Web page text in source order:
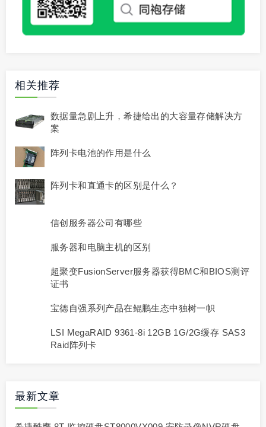
相关推荐
数据量急剧上升，希捷给出的大容量存储解决方
案
阵列卡电池的作用是什么
阵列卡和直通卡的区别是什么？
信创服务器公司有哪些
服务器和电脑主机的区别
超聚变FusionServer服务器获得BMC和BIOS测评
证书
宝德自强系列产品在鲲鹏生态中独树一帜
LSI MegaRAID 9361-8i 12GB 1G/2G缓存 SAS3
Raid阵列卡
最新文章